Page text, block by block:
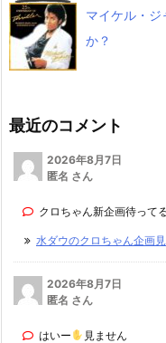
マイケル・ジ
か？
最近のコメント
2026年8月7日
匿名 さん
クロちゃん新企画待って
水ダウのクロちゃん企画
2026年8月7日
匿名 さん
はいー 見ません